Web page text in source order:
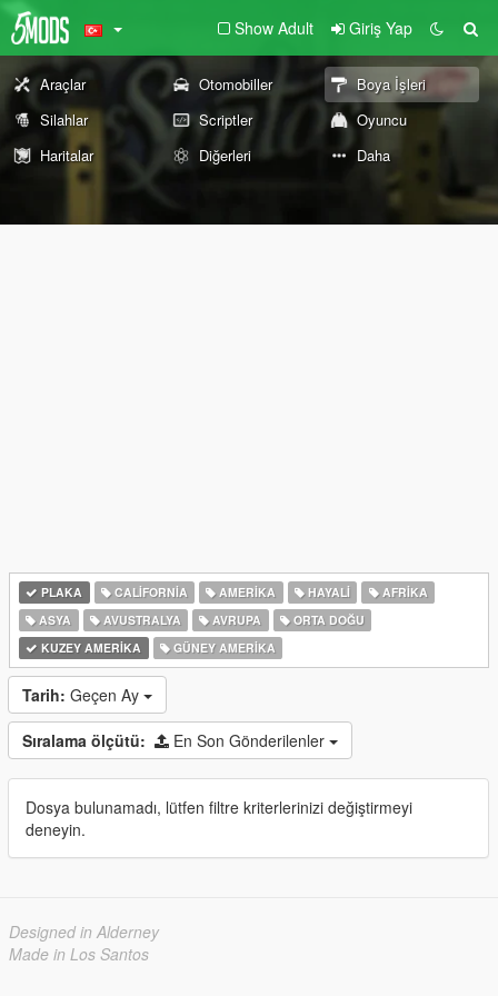
Show Adult Giriş Yap
Araçlar Otomobiller
Boya İşleri
Silahlar
Scriptler
Oyuncu
Haritalar
Diğerleri Daha
PLAKA CALIFORNIA AMERIKA HAYALI
AFRIKA
ASYA
AVUSTRALYA AVRUPA
ORTA DOĞU
KUZEY AMERIKA
GÜNEY AMERIKA
Tarih: Geçen Ay
Sıralama ölçütü: En Son Gönderilenler
Dosya bulunamadı, lütfen filtre kriterlerinizi değiştirmeyi
deneyin.
Designed in Alderney
Made in Los Santos